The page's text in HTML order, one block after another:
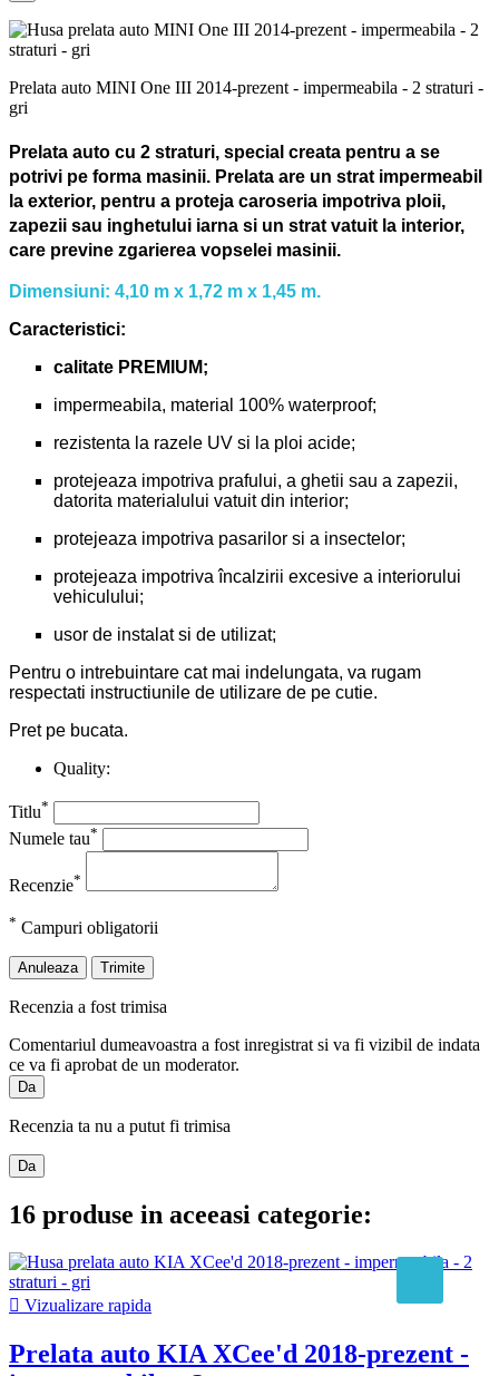
Prelata auto MINI One III 2014-prezent - impermeabila - 2 straturi -
gri
Prelata auto cu 2 straturi, special creata pentru a se
potrivi pe forma masinii. Prelata are un strat impermeabil
la exterior, pentru a proteja caroseria impotriva ploii,
zapezii sau inghetului iarna si un strat vatuit la interior,
care previne zgarierea vopselei masinii.
Dimensiuni: 4,10 m x 1,72 m x 1,45 m.
Caracteristici:
calitate PREMIUM;
impermeabila, material 100% waterproof;
rezistenta la razele UV si la ploi acide;
protejeaza impotriva prafului, a ghetii sau a zapezii,
datorita materialului vatuit din interior;
protejeaza impotriva pasarilor si a insectelor;
protejeaza impotriva încalzirii excesive a interiorului
vehiculului;
usor de instalat si de utilizat;
Pentru o intrebuintare cat mai indelungata, va rugam
respectati instructiunile de utilizare de pe cutie.
Pret pe bucata.
Quality:
Titlu*
Numele tau*
Recenzie*
* Campuri obligatorii
Anuleaza Trimite
Recenzia a fost trimisa
Comentariul dumeavoastra a fost inregistrat si va fi vizibil de indata
ce va fi aprobat de un moderator.
Da
Recenzia ta nu a putut fi trimisa
Da
16 produse in aceeasi categorie:
 Vizualizare rapida
Prelata auto KIA XCee'd 2018-prezent -